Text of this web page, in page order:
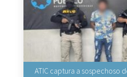
ATIC captura a sospechoso